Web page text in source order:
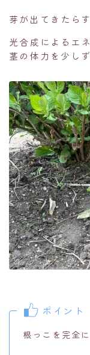
芽が出てきたら
光合成によるエ
茎の体力を少し
ポイント
根っこを完全